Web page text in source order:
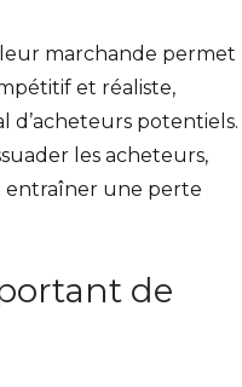
marchande permet
et réaliste,
d’acheteurs potentiels.
les acheteurs,
entraîner une perte
de